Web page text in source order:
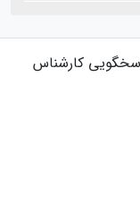
تا 9 عصر با پاسخگویی کارشناس